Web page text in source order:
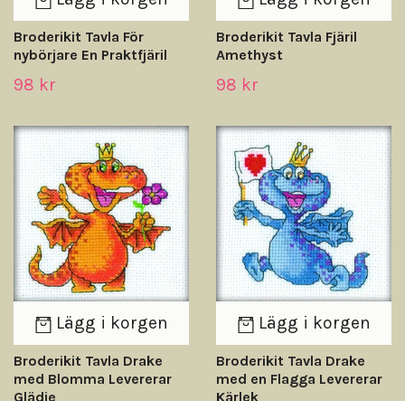
Broderikit Tavla För
nybörjare En Praktfjäril
98 kr
Broderikit Tavla Fjäril
Amethyst
98 kr
Lägg i korgen
Broderikit Tavla Drake
med Blomma Levererar
Glädje
Lägg i korgen
Broderikit Tavla Drake
med en Flagga Levererar
Kärlek